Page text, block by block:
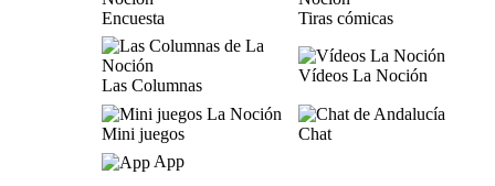
Encuesta Tiras cómicas
Las Columnas
Vídeos La Noción
Mini juegos
Chat
App